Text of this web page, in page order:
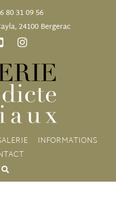
80 31 09 56‬
24100 Bergerac
INFORMATIONS